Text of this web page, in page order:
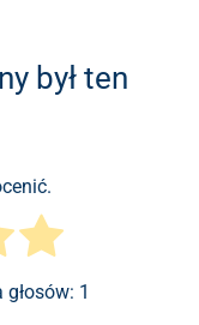
był ten
1